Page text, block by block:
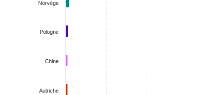
Norvège
Pologne
Chine
Autriche